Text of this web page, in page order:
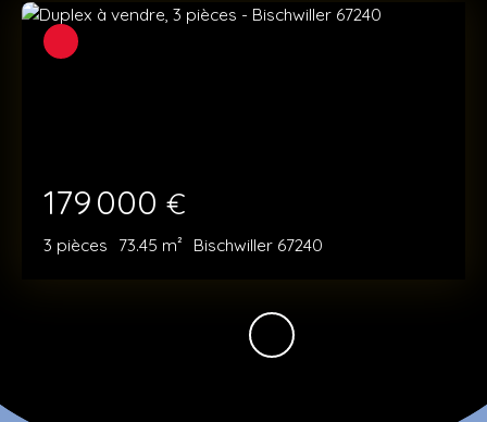
179 000 €
3 pièces 73.45 m² Bischwiller 67240